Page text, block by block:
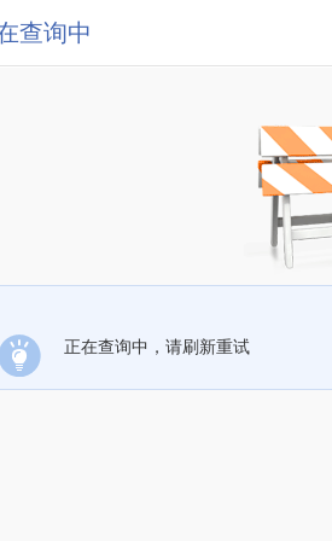
查询中
正在查询中，请刷新重试